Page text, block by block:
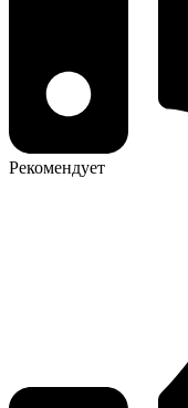
Рекомендует